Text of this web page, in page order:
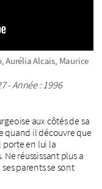
,Aurélia Alcais Maurice
- Année : 1996
aux côtés de sa
quand il découvre que
porte en lui la
réussissant plus a
parents se sont